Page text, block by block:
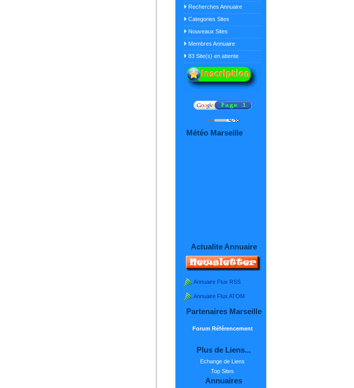
Recherches Annuaire
Categories Sites
Nouveaux Sites
Membres Annuaire
83 Site(s) en attente
Météo Marseille
Actualite Annuaire
Annuaire Flux RSS
Annuaire Flux ATOM
Partenaires Marseille
Forum Référencement
Plus de Liens...
Echange de Liens
Top Sites
Annuaires